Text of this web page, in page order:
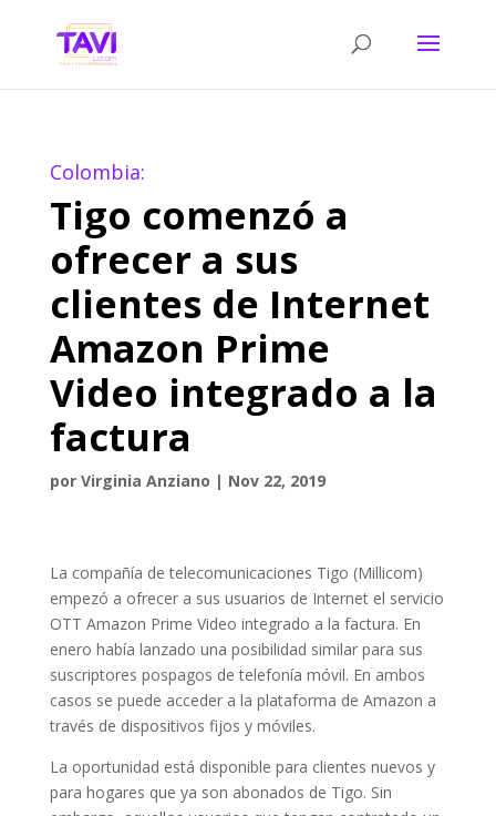
Colombia:
Tigo comenzó a
ofrecer a sus
clientes de Internet
Amazon Prime
Video integrado a la
factura
por Virginia Anziano | Nov 22, 2019
La compañía de telecomunicaciones Tigo (Millicom)
empezó a ofrecer a sus usuarios de Internet el servicio
OTT Amazon Prime Video integrado a la factura. En
enero había lanzado una posibilidad similar para sus
suscriptores pospagos de telefonía móvil. En ambos
casos se puede acceder a la plataforma de Amazon a
través de dispositivos fijos y móviles.
La oportunidad está disponible para clientes nuevos y
para hogares que ya son abonados de Tigo. Sin